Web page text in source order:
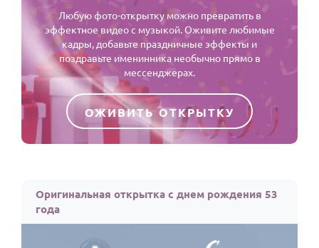
Любую фото-открытку можно превратить в
эффектное видео с музыкой. Оживите любимые
кадры, добавьте праздничные эффекты и
поздравьте именинника необычно прямо в
мессенджерах.
ОЖИВИТЬ ОТКРЫТКУ
Оригинальная открытка с днем рождения 53
года